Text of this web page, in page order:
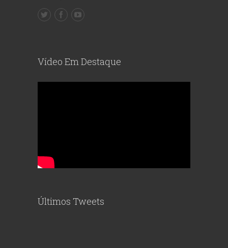
Vídeo Em Destaque
Últimos Tweets